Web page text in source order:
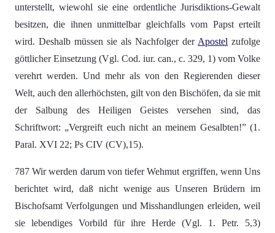
unterstellt, wiewohl sie eine ordentliche Jurisdiktions-Gewalt
besitzen, die ihnen unmittelbar gleichfalls vom Papst erteilt
wird. Deshalb müssen sie als Nachfolger der Apostel zufolge
göttlicher Einsetzung (Vgl. Cod. iur. can., c. 329, 1) vom Volke
verehrt werden. Und mehr als von den Regierenden dieser
Welt, auch den allerhöchsten, gilt von den Bischöfen, da sie mit
der Salbung des Heiligen Geistes versehen sind, das
Schriftwort: „Vergreift euch nicht an meinem Gesalbten!” (1.
Paral. XVI 22; Ps CIV (CV),15).
787 Wir werden darum von tiefer Wehmut ergriffen, wenn Uns
berichtet wird, daß nicht wenige aus Unseren Brüdern im
Bischofsamt Verfolgungen und Misshandlungen erleiden, weil
sie lebendiges Vorbild für ihre Herde (Vgl. 1. Petr. 5,3)